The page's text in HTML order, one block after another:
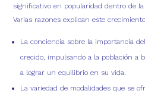
significativo en popularidad dentro de
Varias razones explican este
La conciencia sobre la importancia
crecido, impulsando a la población a
a lograr un equilibrio en su vida.
La variedad de modalidades que se